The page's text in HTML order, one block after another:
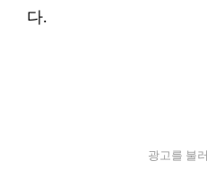
다.
광고를 불